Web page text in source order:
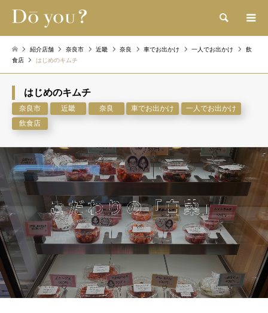
検索
紹介店舗 奈良市 近畿 奈良 車でお出かけ 一人でお出かけ
飲
食店
はじめのキムチ
はじめのキムチ
奈良市 近畿 奈良 車でお出かけ
一人でお出かけ
飲食店